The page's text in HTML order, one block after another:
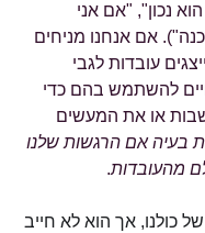
נכון", "אם אני
אם אנחנו מניחים
עובדות לגבי
להשתמש בהם כדי
או את המעשים
בעיה אם הרגשות שלנו
מהעובדות.
כולנו, אך הוא לא חייב